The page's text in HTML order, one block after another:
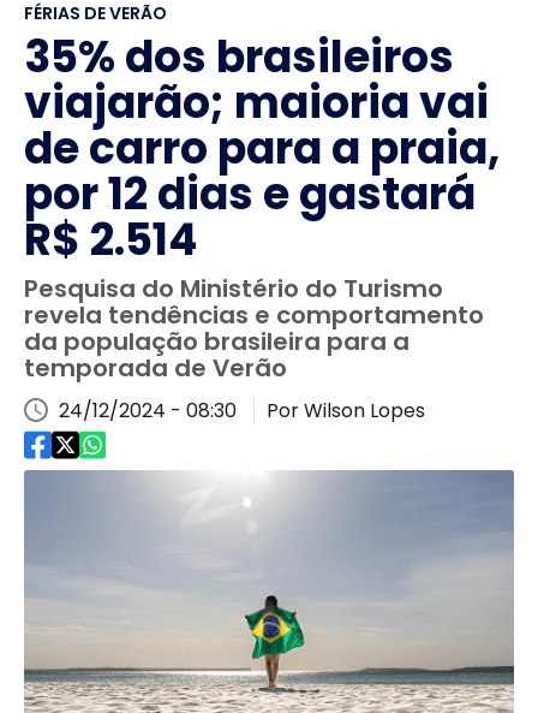
FÉRIAS DE VERÃO
35% dos brasileiros
viajarão; maioria vai
de carro para a praia,
por 12 dias e gastará
R$ 2.514
Pesquisa do Ministério do Turismo
revela tendências e comportamento
da população brasileira para a
temporada de Verão
24/12/2024 - 08:30 Por Wilson Lopes